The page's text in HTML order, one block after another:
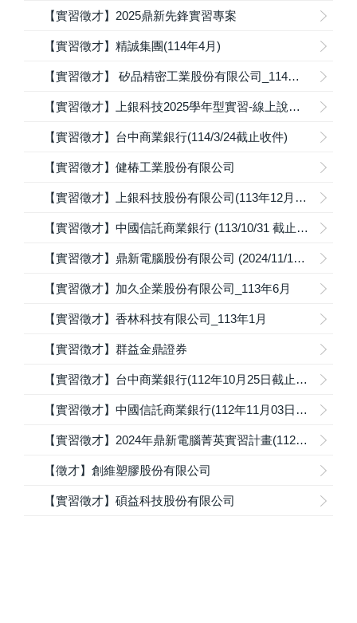
【實習徵才】2025鼎新先鋒實習專案
【實習徵才】精誠集團(114年4月)
【實習徵才】 矽品精密工業股份有限公司_114學年實習方案(114年3月)
【實習徵才】上銀科技2025學年型實習-線上說明會報名
【實習徵才】台中商業銀行(114/3/24截止收件)
【實習徵才】健椿工業股份有限公司
【實習徵才】上銀科技股份有限公司(113年12月6日截止)
【實習徵才】中國信託商業銀行 (113/10/31 截止收件)
【實習徵才】鼎新電腦股份有限公司 (2024/11/13截止收件)
【實習微才】加久企業股份有限公司_113年6月
【實習徵才】香林科技有限公司_113年1月
【實習徴才】群益金鼎證券
【實習徴才】台中商業銀行(112年10月25日截止收件)
【實習徵才】中國信託商業銀行(112年11月03日截止收件)
【實習徵才】2024年鼎新電腦菁英實習計畫(112年11月17日截止收件)
【徵才】創維塑膠股份有限公司
【實習徵才】碩益科技股份有限公司